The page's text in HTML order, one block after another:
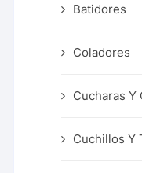
Batidores
Coladores
Cucharas Y
Cuchillos Y